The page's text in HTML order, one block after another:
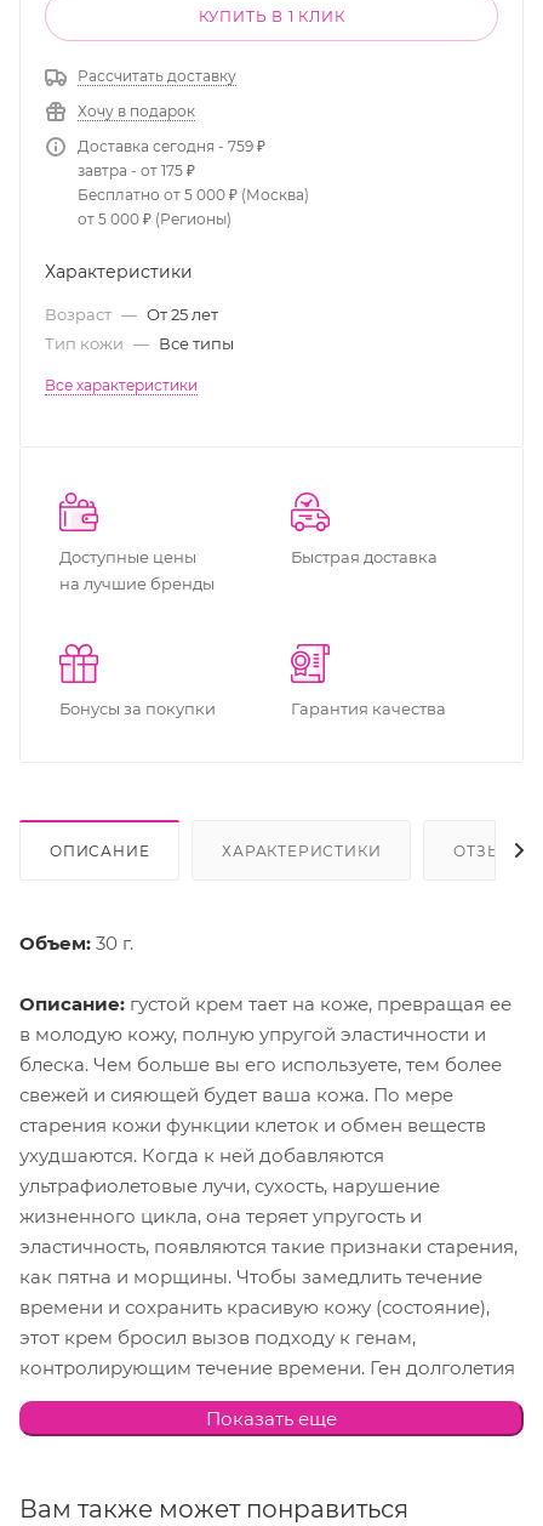
КУПИТЬ В 1 КЛИК
Рассчитать доставку
Хочу в подарок
Доставка сегодня - 759 ₽
завтра - от 175 ₽
Бесплатно от 5 000 ₽ (Москва)
от 5 000 ₽ (Регионы)
Характеристики
Возраст — От 25 лет
Тип кожи — Все типы
Все характеристики
Доступные цены
на лучшие бренды
Быстрая доставка
Бонусы за покупки Гарантия качества
ОПИСАНИЕ ХАРАКТЕРИСТИКИ ОТЗЫВЫ
Объем: 30 г.
Описание: густой крем тает на коже, превращая ее
в молодую кожу, полную упругой эластичности и
блеска. Чем больше вы его используете, тем более
свежей и сияющей будет ваша кожа. По мере
старения кожи функции клеток и обмен веществ
ухудшаются. Когда к ней добавляются
ультрафиолетовые лучи, сухость, нарушение
жизненного цикла, она теряет упругость и
эластичность, появляются такие признаки старения,
как пятна и морщины. Чтобы замедлить течение
времени и сохранить красивую кожу (состояние),
этот крем бросил вызов подходу к генам,
контролирующим течение времени. Ген долголетия
- это ген, который предотвращает старение
организмов, существующих в организме человека, и
ухода за старением. Крем питательный Le Temps
Показать еще
Вам также может понравиться